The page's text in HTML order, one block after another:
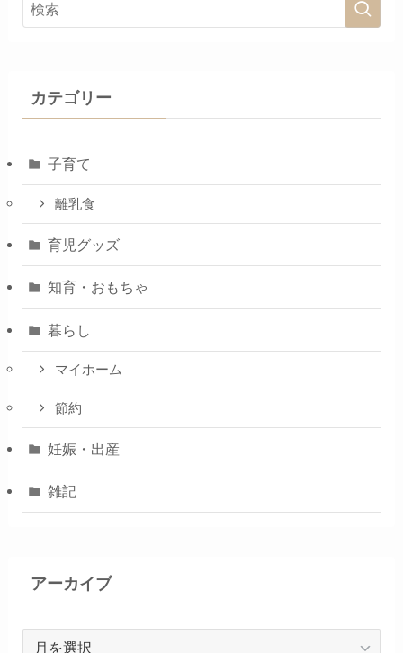
カテゴリー
子育て
離乳食
育児グッズ
知育・おもちゃ
暮らし
マイホーム
節約
妊娠・出産
雑記
アーカイブ